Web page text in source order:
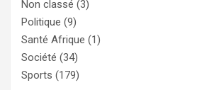
Non classé (3)
Politique (9)
Santé Afrique (1)
Société (34)
Sports (179)